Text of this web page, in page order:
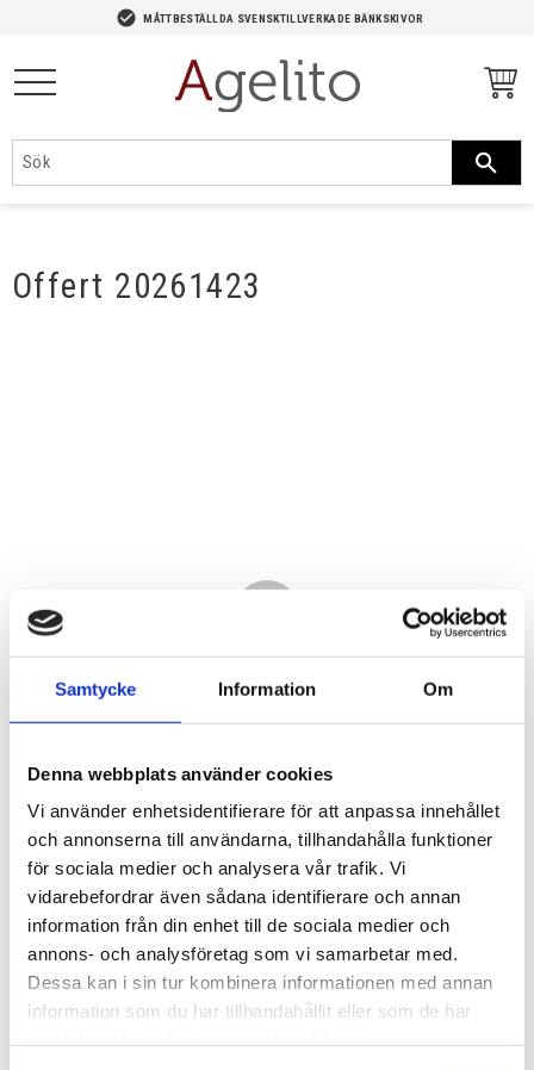
Samtycke Information Om
Denna webbplats använder cookies
Vi använder enhetsidentifierare för att anpassa innehållet
och annonserna till användarna, tillhandahålla funktioner
för sociala medier och analysera vår trafik. Vi
vidarebefordrar även sådana identifierare och annan
information från din enhet till de sociala medier och
annons- och analysföretag som vi samarbetar med.
Dessa kan i sin tur kombinera informationen med annan
information som du har tillhandahållit eller som de har
check_circle MÅTTBESTÄLLDA SVENSKTILLVERKADE BÄNKSKIVOR
Offert 20261423
3 580,00KR
Antal